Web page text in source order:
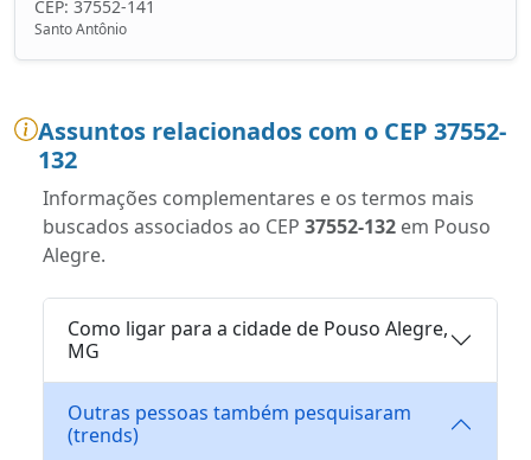
CEP: 37552-141
Santo Antônio
Assuntos relacionados com o CEP 37552-
132
Informações complementares e os termos mais
buscados associados ao CEP 37552-132 em Pouso
Alegre.
Como ligar para a cidade de Pouso Alegre,
MG
Outras pessoas também pesquisaram
(trends)